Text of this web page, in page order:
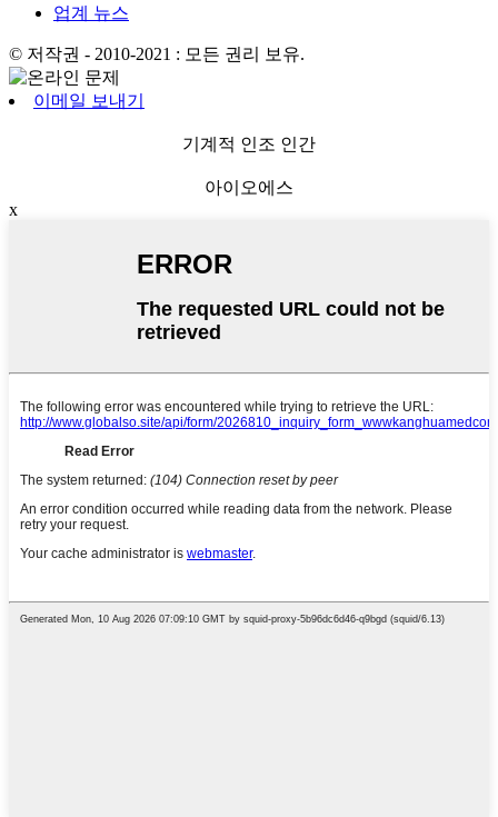
업계 뉴스
© 저작권 - 2010-2021 : 모든 권리 보유.
이메일 보내기
기계적 인조 인간
아이오에스
x